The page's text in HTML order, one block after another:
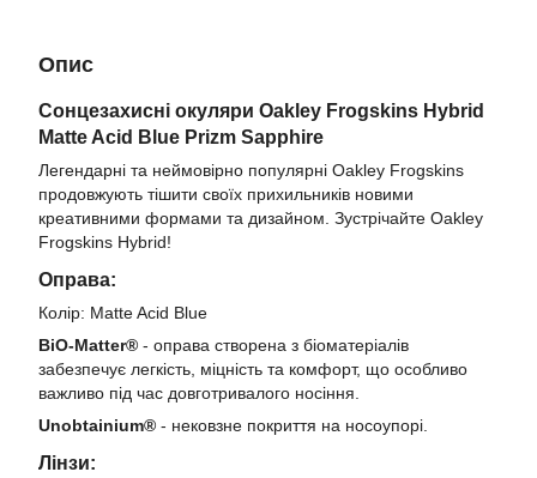
Опис
Сонцезахисні окуляри Oakley Frogskins Hybrid
Matte Acid Blue Prizm Sapphire
Легендарні та неймовірно популярні Oakley Frogskins
продовжують тішити своїх прихильників новими
креативними формами та дизайном. Зустрічайте Oakley
Frogskins Hybrid!
Оправа:
Колір: Matte Acid Blue
BiO-Matter® - оправа створена з біоматеріалів
забезпечує легкість, міцність та комфорт, що особливо
важливо під час довготривалого носіння.
Unobtainium® - нековзне покриття на носоупорі.
Лінзи: